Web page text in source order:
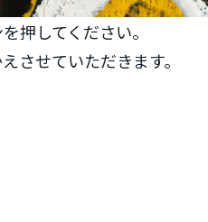
押してください。
させていただきます。